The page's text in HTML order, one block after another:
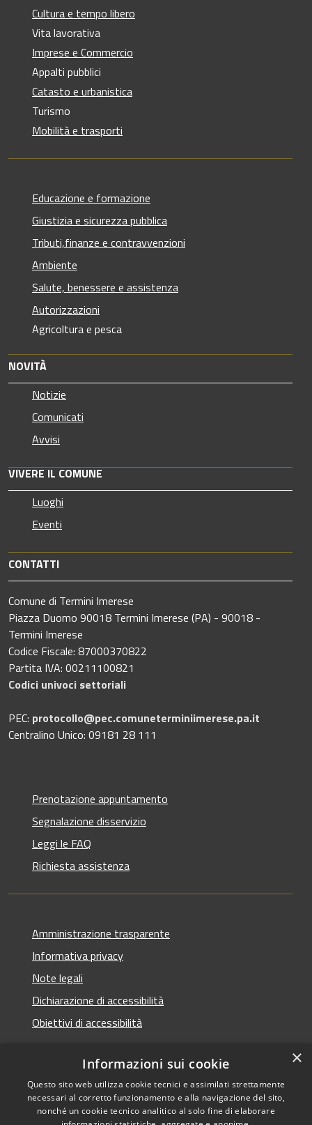
Cultura e tempo libero
Vita lavorativa
Imprese e Commercio
Appalti pubblici
Catasto e urbanistica
Turismo
Mobilità e trasporti
Educazione e formazione
Giustizia e sicurezza pubblica
Tributi,finanze e contravvenzioni
Ambiente
Salute, benessere e assistenza
Autorizzazioni
Agricoltura e pesca
NOVITÀ
Notizie
Comunicati
Avvisi
VIVERE IL COMUNE
Luoghi
Eventi
CONTATTI
Comune di Termini Imerese
Piazza Duomo 90018 Termini Imerese (PA) - 90018 -
Termini Imerese
Codice Fiscale: 87000370822
Partita IVA: 00211100821
Codici univoci settoriali
PEC: protocollo@pec.comuneterminiimerese.pa.it
Centralino Unico: 09181 28 111
Prenotazione appuntamento
Segnalazione disservizio
Leggi le FAQ
Richiesta assistenza
Amministrazione trasparente
Informativa privacy
Note legali
Dichiarazione di accessibilità
Obiettivi di accessibilità
RSS
Accessibilità
Copyright © 2026 • Comune di
Termini Imerese • Powered
×
Informazioni sui cookie
Questo sito web utilizza cookie tecnici e assimilati strettamente
necessari al corretto funzionamento e alla navigazione del sito,
nonché un cookie tecnico analitico al solo fine di elaborare